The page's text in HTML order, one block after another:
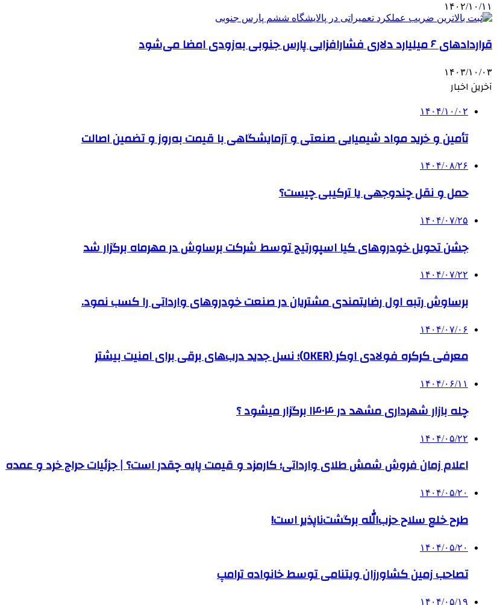
۱۴۰۲/۱۰/۱۱
قراردادهای ۶ میلیارد دلاری فشارافزایی پارس‌ جنوبی به‌زودی امضا می‌شود
۱۴۰۳/۱۰/۰۳
آخرین اخبار
۱۴۰۴/۱۰/۰۲
تأمین و خرید مواد شیمیایی صنعتی و آزمایشگاهی با قیمت به‌روز و تضمین اصالت
۱۴۰۴/۰۸/۲۶
حمل و نقل چندوجهی یا ترکیبی چیست؟
۱۴۰۴/۰۷/۲۵
جشن تحویل خودروهای کیا اسپورتیج توسط شرکت برساوش در مهرماه برگزار شد
۱۴۰۴/۰۷/۲۲
برساوش رتبه اول رضایتمندی مشتریان در صنعت خودروهای وارداتی را کسب نمود.
۱۴۰۴/۰۷/۰۶
معرفی کرکره فولادی اوکر (OKER)؛ نسل جدید درب‌های برقی برای امنیت بیشتر
۱۴۰۴/۰۶/۱۱
چله بازار شهرداری مشهد در ۱۴۰۴ برگزار میشود ؟
۱۴۰۴/۰۵/۲۲
اعلام زمان فروش شمش طلای وارداتی؛ کارمزد و قیمت پایه چقدر است؟ | جزئیات حراج خرد و عمده
۱۴۰۴/۰۵/۲۰
طرح خلع سلاح حزب‌الله برگشت‌ناپذیر است!
۱۴۰۴/۰۵/۲۰
تصاحب زمین کشاورزان ویتنامی توسط خانواده ترامپ
۱۴۰۴/۰۵/۱۹